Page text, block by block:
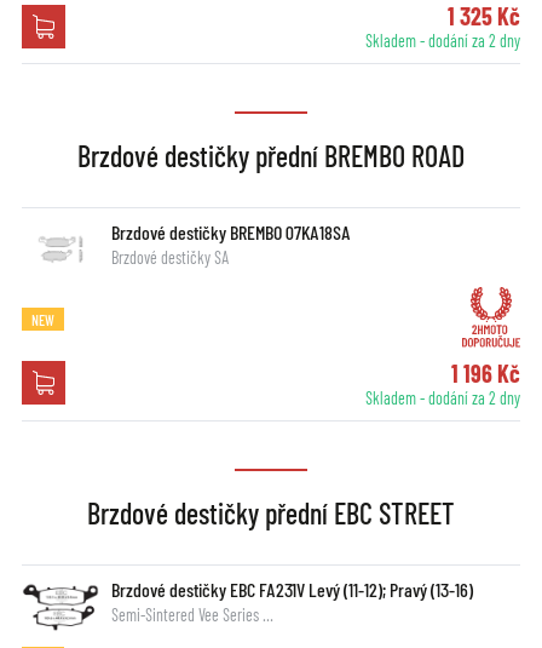
1 325 Kč
Skladem - dodání za 2 dny
Brzdové destičky přední BREMBO ROAD
Brzdové destičky BREMBO 07KA18SA
Brzdové destičky SA
NEW
1 196 Kč
Skladem - dodání za 2 dny
Brzdové destičky přední EBC STREET
Brzdové destičky EBC FA231V Levý (11-12); Pravý (13-16)
Semi-Sintered Vee Series …